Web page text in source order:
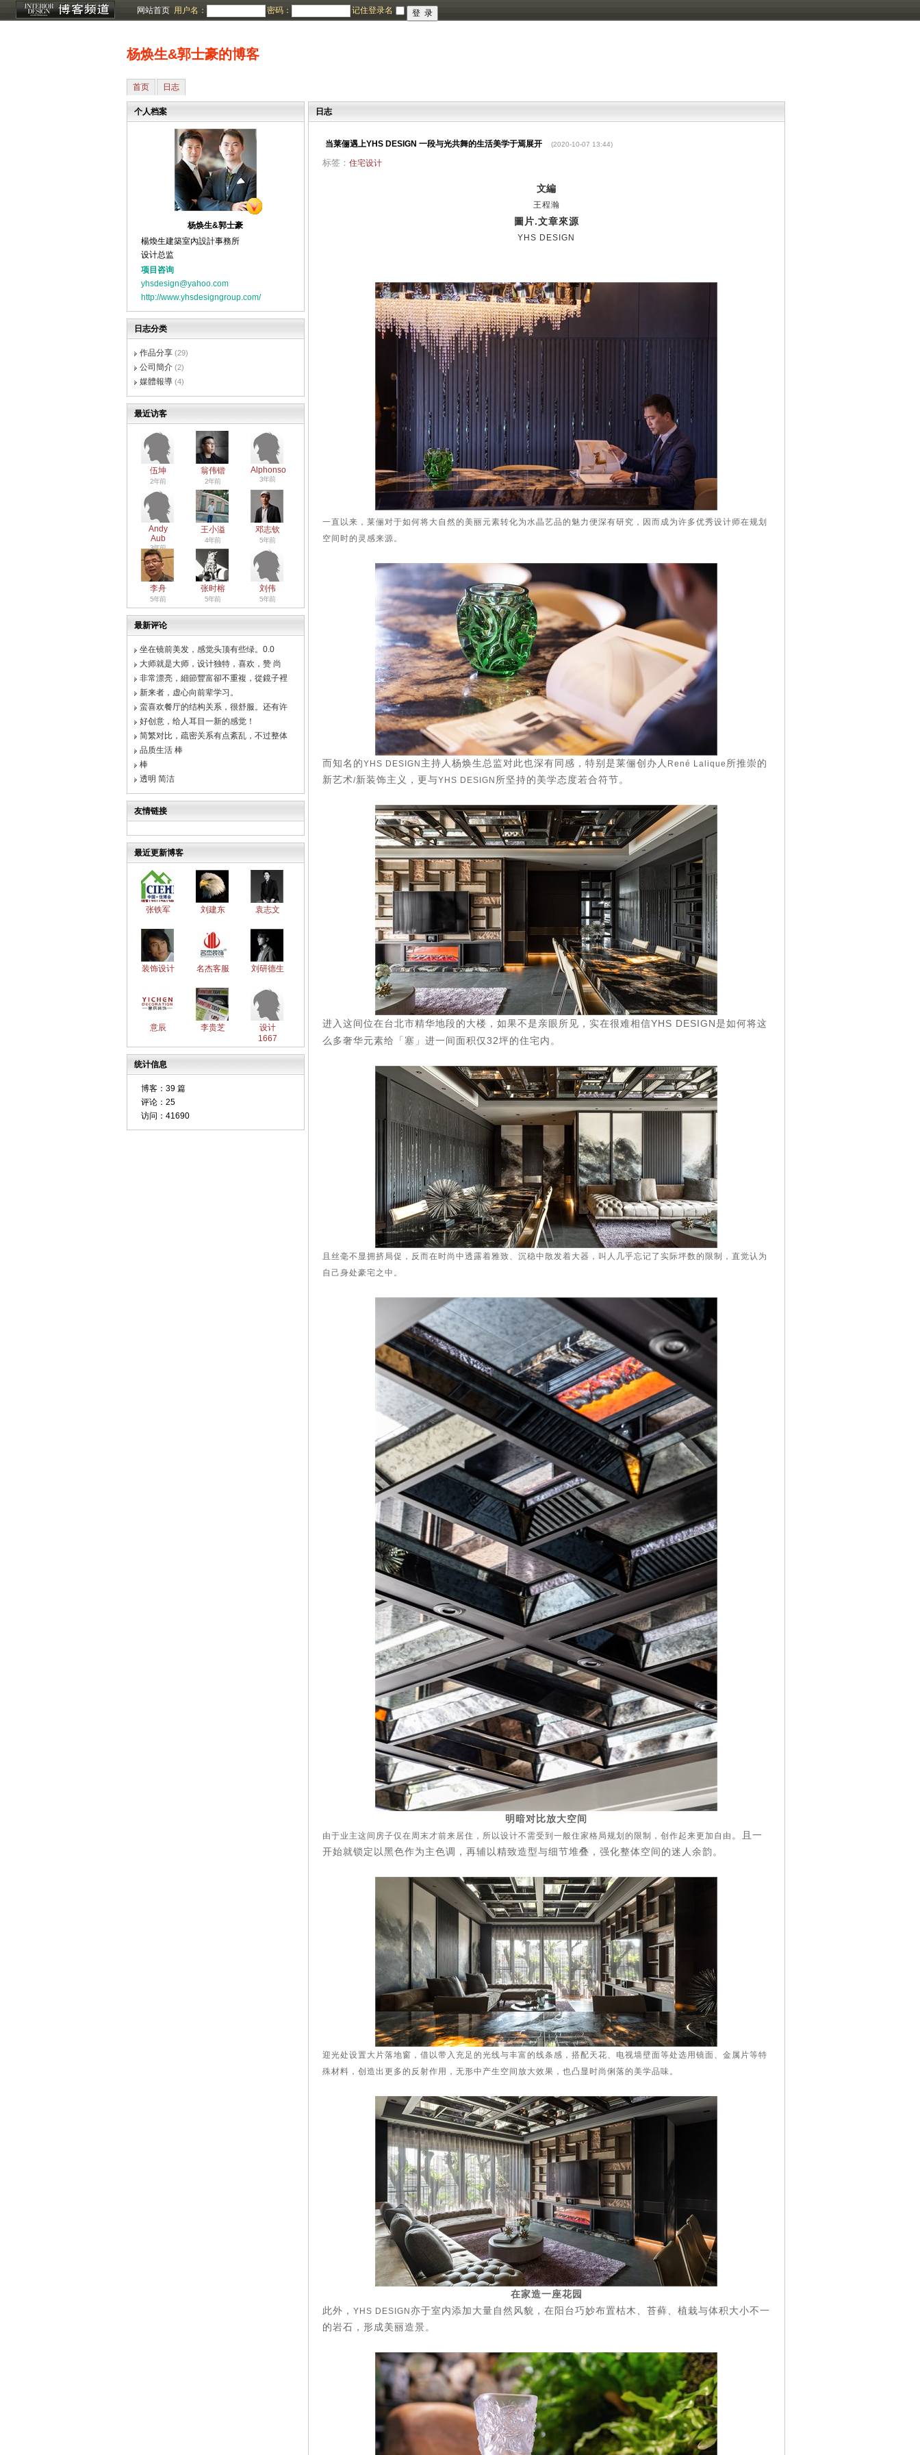
网站首页 用户名： 密码： 记住登录名
杨焕生&郭士豪的博客
首页 日志
个人档案
杨焕生&郭士豪
楊煥生建築室內設計事務所
设计总监
项目咨询
yhsdesign@yahoo.com
http://www.yhsdesigngroup.com/
日志分类
作品分享 (29)
公司簡介 (2)
媒體報導 (4)
最近访客
伍坤
2年前
翁伟锴
2年前
Alphonso
3年前
Andy
Aub
3年前
王小溢
4年前
邓志钦
5年前
李舟
5年前
张时榕
5年前
刘伟
5年前
最新评论
坐在镜前美发，感觉头顶有些绿。0.0
大师就是大师，设计独特，喜欢，赞 尚
非常漂亮，細節豐富卻不重複，從鏡子裡
新来者，虚心向前辈学习。
蛮喜欢餐厅的结构关系，很舒服。还有许
好创意，给人耳目一新的感觉！
简繁对比，疏密关系有点紊乱，不过整体
品质生活 棒
棒
透明 简洁
友情链接
最近更新博客
张铁军 刘建东 袁志文
装饰设计 名杰客服 刘研德生
意辰 李贵芝
设计
1667
统计信息
博客： 39 篇
评论： 25
访问： 41690
日志
当莱俪遇上YHS DESIGN 一段与光共舞的生活美学于焉展开 (2020-10-07 13:44)
标签： 住宅设计
文編
王程瀚
圖片.文章來源
YHS DESIGN
一直以来，莱俪对于如何将大自然的美丽元素转化为水晶艺品的魅力便深有研究，因而成为许多优秀设计师在规划
空间时的灵感来源。
而知名的YHS DESIGN 主持人杨焕生总监对此也深有同感，特别是莱俪创办人 René Lalique 所推崇的
新艺术/新装饰主义，更与YHS DESIGN 所坚持的美学态度若合符节。
进入这间位在台北市精华地段的大楼，如果不是亲眼所见，实在很难相信YHS DESIGN是如何将这
么多奢华元素给「塞」进一间面积仅 32坪的住宅内。
且丝毫不显拥挤局促，反而在时尚中透露着雅致、沉稳中散发着大器，叫人几乎忘记了实际坪数的限制，直觉认为
自己身处豪宅之中。
明暗对比放大空间
由于业主这间房子仅在周末才前来居住，所以设计不需受到一般住家格局规划的限制，创作起来更加自由 。且 一
开始就锁定以黑色作为主色调，再辅以精致造型与细节堆叠，强化整体空间的迷人余韵。
迎光处设置大片落地窗，借以带入充足的光线与丰富的线条感，搭配天花、电视墙壁面等处选用镜面、金属片等特
殊材料，创造出更多的反射作用，无形中产生空间放大效果，也凸显时尚俐落的美学品味。
在家造一座花园
此外， YHS DESIGN 亦于室内添加大量自然风貌，在阳台巧妙布置枯木、苔藓、植栽与体积大小不一
的岩石，形成美丽造景。